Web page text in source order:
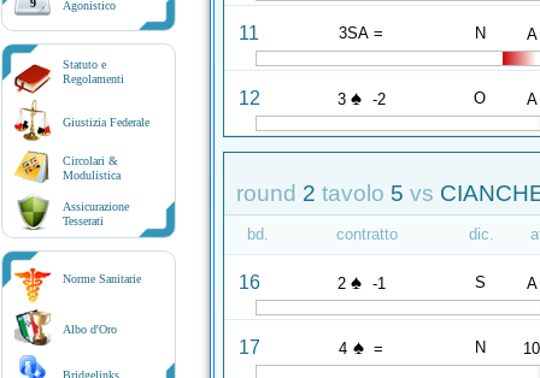
9
Agonistico
Statuto e
Regolamenti
Giustizia Federale
Circolari &
Modulistica
Assicurazione
Tesserati
Norme Sanitarie
Albo d'Oro
Bridgelinks
11 3SA = N A
12 3 ♠ -2 O A
round 2 tavolo 5 vs
bd. contratto dic.
16 2 ♠ -1 S A
17 4 ♠ = N 10